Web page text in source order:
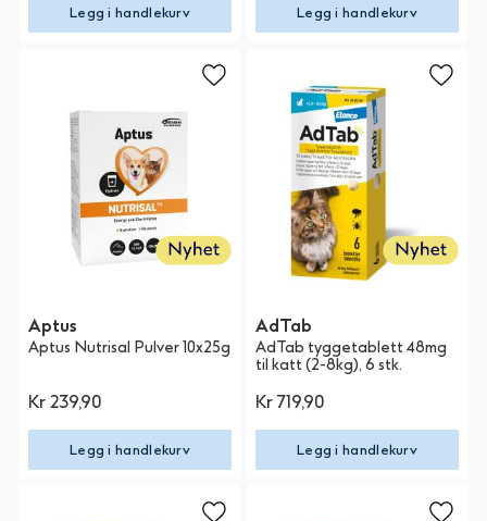
Legg i handlekurv Legg i handlekurv
Aptus
Aptus Nutrisal Pulver 10x25g
Kr 239,90
Legg i handlekurv
AdTab
AdTab tyggetablett 48mg
til katt (2-8kg), 6 stk.
Kr 719,90
Legg i handlekurv